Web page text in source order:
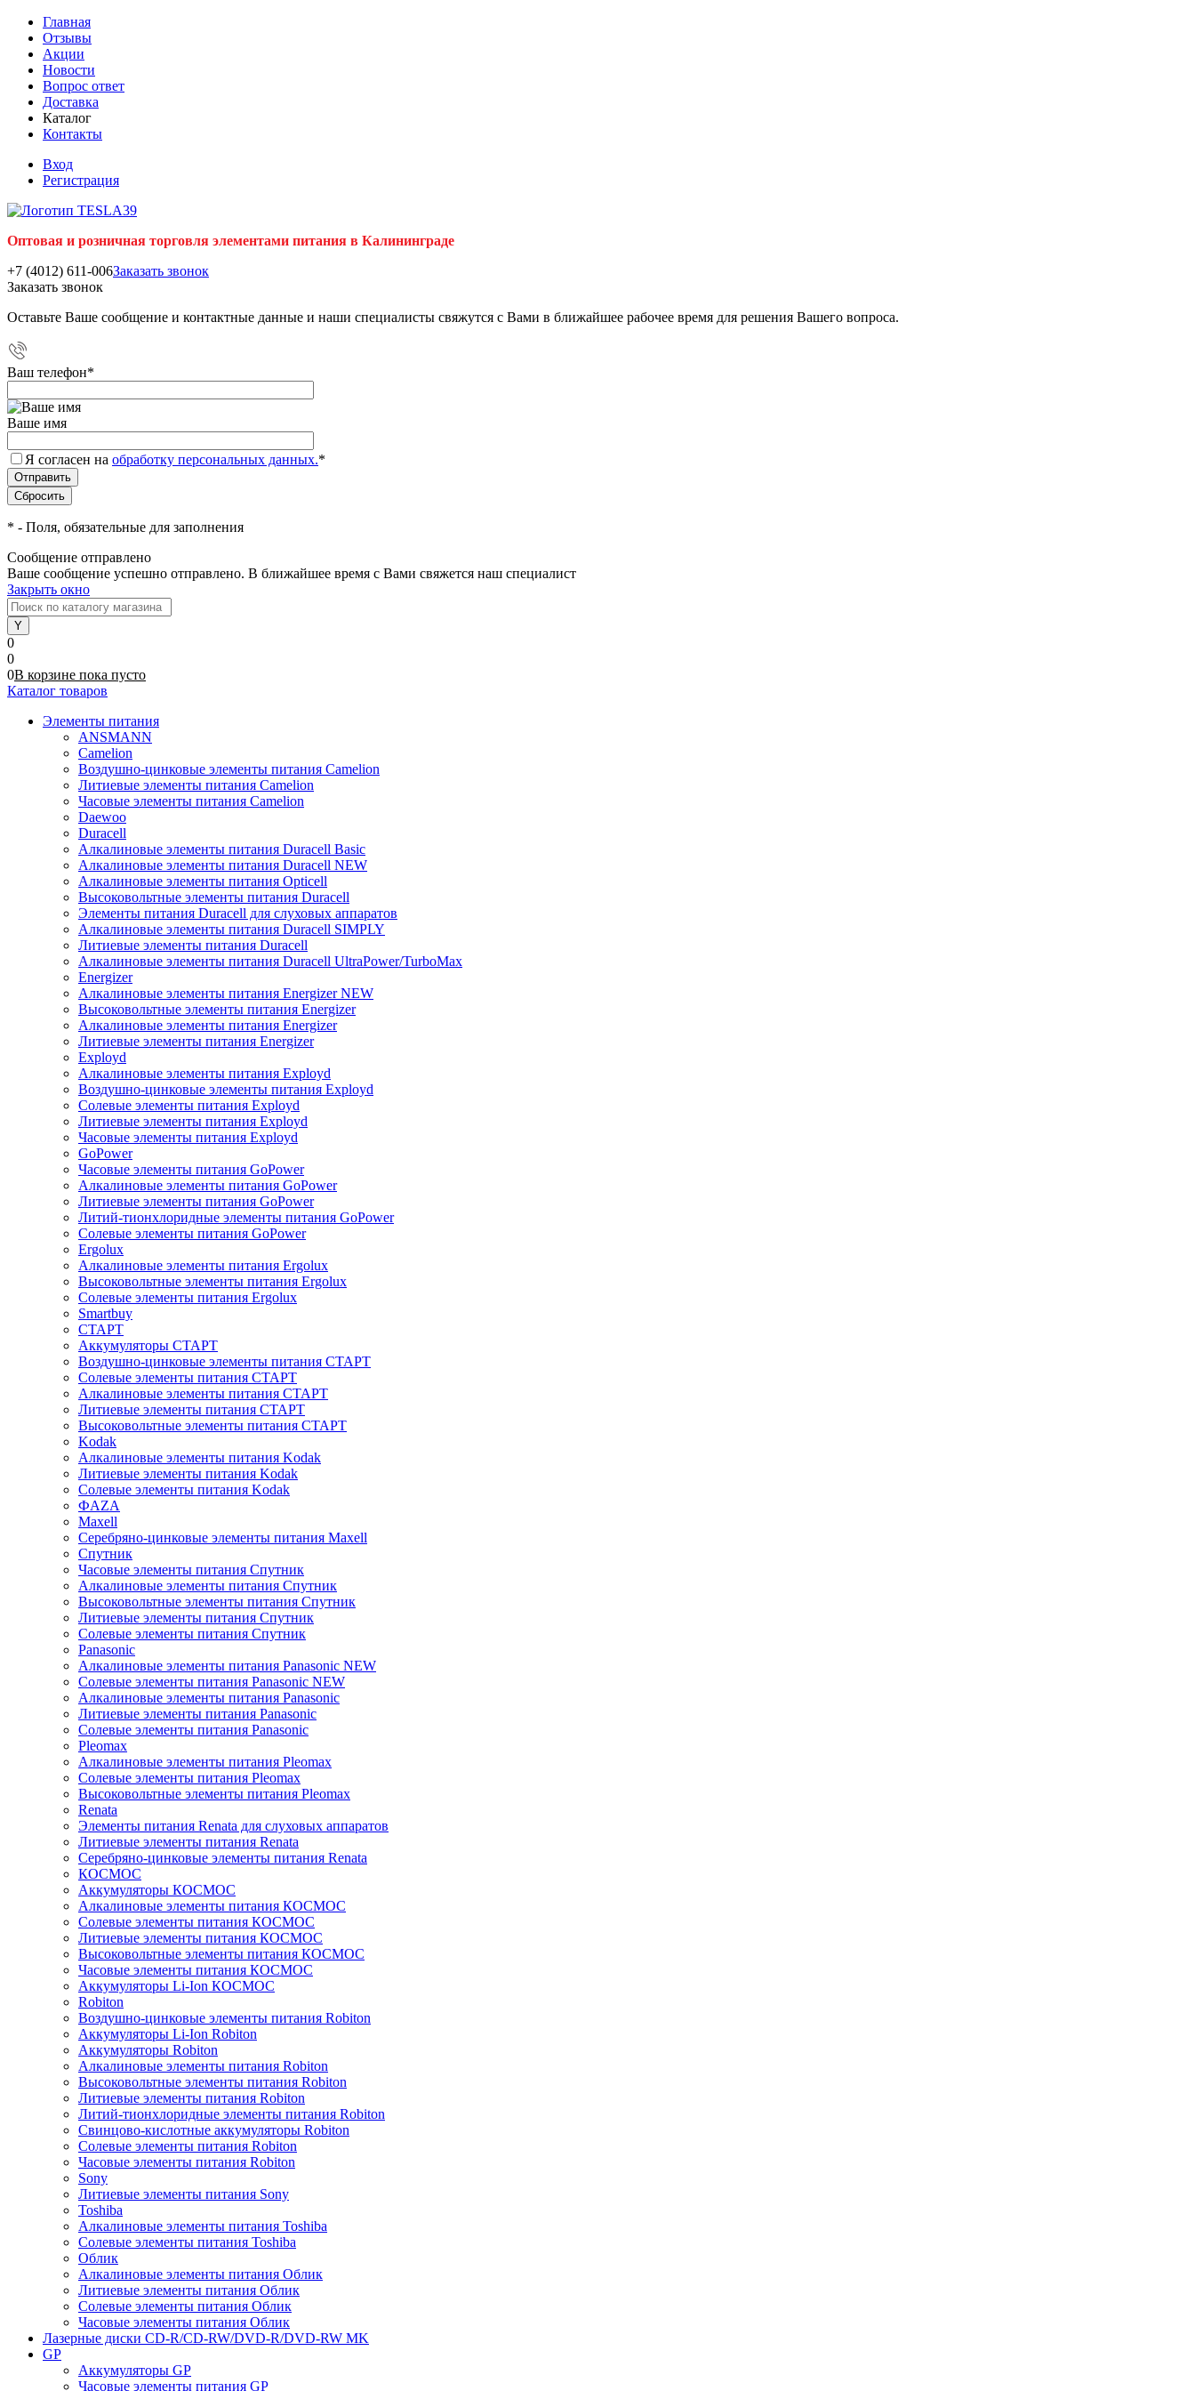
Главная
Отзывы
Акции
Новости
Вопрос ответ
Доставка
Каталог
Контакты
Вход
Регистрация
Оптовая и розничная торговля элементами питания в Калининграде
+7 (4012) 611-006Заказать звонок
Заказать звонок
Оставьте Ваше сообщение и контактные данные и наши специалисты свяжутся с Вами в ближайшее рабочее время для решения Вашего вопроса.
Ваш телефон*
Ваше имя
Я согласен на обработку персональных данных.*
* - Поля, обязательные для заполнения
Сообщение отправлено
Ваше сообщение успешно отправлено. В ближайшее время с Вами свяжется наш специалист
Закрыть окно
0
0
0В корзине пока пусто
Каталог товаров
Элементы питания
ANSMANN
Camelion
Воздушно-цинковые элементы питания Camelion
Литиевые элементы питания Camelion
Часовые элементы питания Camelion
Daewoo
Duracell
Алкалиновые элементы питания Duracell Basic
Алкалиновые элементы питания Duracell NEW
Алкалиновые элементы питания Opticell
Высоковольтные элементы питания Duracell
Элементы питания Duracell для слуховых аппаратов
Алкалиновые элементы питания Duracell SIMPLY
Литиевые элементы питания Duracell
Алкалиновые элементы питания Duracell UltraPower/TurboMax
Energizer
Алкалиновые элементы питания Energizer NEW
Высоковольтные элементы питания Energizer
Алкалиновые элементы питания Energizer
Литиевые элементы питания Energizer
Exployd
Алкалиновые элементы питания Exployd
Воздушно-цинковые элементы питания Exployd
Солевые элементы питания Exployd
Литиевые элементы питания Exployd
Часовые элементы питания Exployd
GoPower
Часовые элементы питания GoPower
Алкалиновые элементы питания GoPower
Литиевые элементы питания GoPower
Литий-тионхлоридные элементы питания GoPower
Солевые элементы питания GoPower
Ergolux
Алкалиновые элементы питания Ergolux
Высоковольтные элементы питания Ergolux
Солевые элементы питания Ergolux
Smartbuy
СТАРТ
Аккумуляторы СТАРТ
Воздушно-цинковые элементы питания СТАРТ
Солевые элементы питания СТАРТ
Алкалиновые элементы питания СТАРТ
Литиевые элементы питания СТАРТ
Высоковольтные элементы питания СТАРТ
Kodak
Алкалиновые элементы питания Kodak
Литиевые элементы питания Kodak
Солевые элементы питания Kodak
ФAZA
Maxell
Серебряно-цинковые элементы питания Maxell
Спутник
Часовые элементы питания Спутник
Алкалиновые элементы питания Спутник
Высоковольтные элементы питания Спутник
Литиевые элементы питания Спутник
Солевые элементы питания Спутник
Panasonic
Алкалиновые элементы питания Panasonic NEW
Солевые элементы питания Panasonic NEW
Алкалиновые элементы питания Panasonic
Литиевые элементы питания Panasonic
Солевые элементы питания Panasonic
Pleomax
Алкалиновые элементы питания Pleomax
Солевые элементы питания Pleomax
Высоковольтные элементы питания Pleomax
Renata
Элементы питания Renata для слуховых аппаратов
Литиевые элементы питания Renata
Серебряно-цинковые элементы питания Renata
КОСМОС
Аккумуляторы КОСМОС
Алкалиновые элементы питания КОСМОС
Солевые элементы питания КОСМОС
Литиевые элементы питания КОСМОС
Высоковольтные элементы питания КОСМОС
Часовые элементы питания КОСМОС
Аккумуляторы Li-Ion КОСМОС
Robiton
Воздушно-цинковые элементы питания Robiton
Аккумуляторы Li-Ion Robiton
Аккумуляторы Robiton
Алкалиновые элементы питания Robiton
Высоковольтные элементы питания Robiton
Литиевые элементы питания Robiton
Литий-тионхлоридные элементы питания Robiton
Свинцово-кислотные аккумуляторы Robiton
Солевые элементы питания Robiton
Часовые элементы питания Robiton
Sony
Литиевые элементы питания Sony
Toshiba
Алкалиновые элементы питания Toshiba
Солевые элементы питания Toshiba
Облик
Алкалиновые элементы питания Облик
Литиевые элементы питания Облик
Солевые элементы питания Облик
Часовые элементы питания Облик
Лазерные диски CD-R/CD-RW/DVD-R/DVD-RW MK
GP
Аккумуляторы GP
Часовые элементы питания GP